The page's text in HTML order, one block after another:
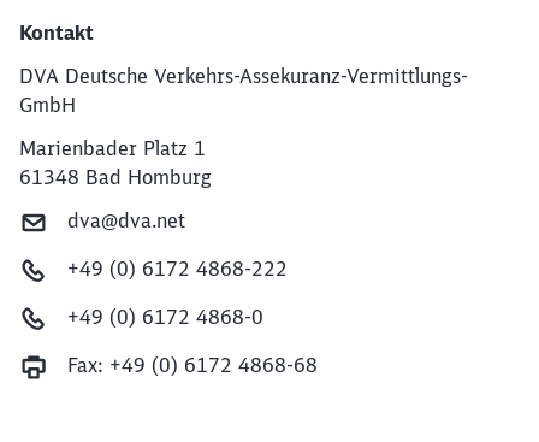
Kontakt
DVA Deutsche Verkehrs-Assekuranz-Vermittlungs-
GmbH
Marienbader Platz 1
61348 Bad Homburg
dva@dva.net
+49 (0) 6172 4868-222
+49 (0) 6172 4868-0
Fax: +49 (0) 6172 4868-68